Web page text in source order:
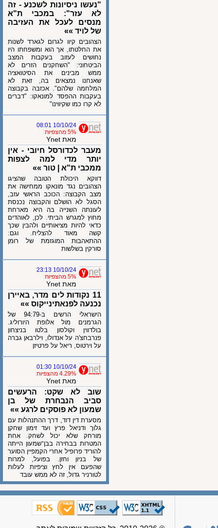
"נעשו ניסיונות לשכנע - זה
לא עזר": במכבי ת"א
מנסים לעכל את העזיבה
של לויד »»
הצהובים קיוו לגרום לגארד לשנות
את החלטתו, אך הוא ומשפחתו היו
נחושים לעזוב בעקבות המצב
הביטחוני: "השחקנים הזרים לא
ממש מבינים את הסיטואציה
שאנחנו נמצאים בה, זאת לא
המלחמה שלהם". אכזבה בקבוצה
בעקבות ההפסד למונאקו: "דברים
לא קרו כמו שקיווינו"
10/10/24 08:01
5% מהצפיות
מאת Ynet
מעבר לכדורסל חיובי - אין
יותר מדי למה לצפות
ממכבי ת"א | טור »»
דווקא היכולת הטובה שהציגו
הצהובים נגד מונאקו ממחישה את
מצב הקבוצה: הכוכב הראשי עזב,
הסגל לא הושלם והקבוצה נכנסת
לעונתה השנייה בה היא מארחת
מחוץ למגרש הביתי. לכן, לאוהדים
כדאי להיות מציאותיים ולהבין שכך
קשה מאוד להצליח. וגם:
ההתאהבות המוגזמת של רומן
סורקין בשלשות
10/10/24 23:13
5% מהצפיות
מאת Ynet
11 נקודות לים מדר, באיירן
נכנעה לפנאתינייקוס »»
הישראלי הרשים ב-94:79 של
הגרמנים מול אלופת היורוליג.
בולדווין וקולסון בלטו בניצחון
פנרבחצ'ה על אנדולו, וילרבאן גברה
על וירטוס, ריאל על פרטיזן
10/10/24 01:30
4.29% מהצפיות
מאת Ynet
שוב לא שקט: הרעשים
סביב הנבחרת של בן
שמעון לא פוסקים לרגע »»
מסערת דין דוד, דרך ההתנהלות עם
גלוך ודניאל פרץ ועד זימון שחקן
מורחק שלא יכול לשחק. אחת
המטרות בבחירה בבן־שמעון הייתה
להוריד פרופיל אחרי הקמפיין הסוער
של בניון וחזן. בפועל, למרות
שהפעם אין לחץ וציפיות לעלות
לטורניר גדול, זה לא ממש עובד